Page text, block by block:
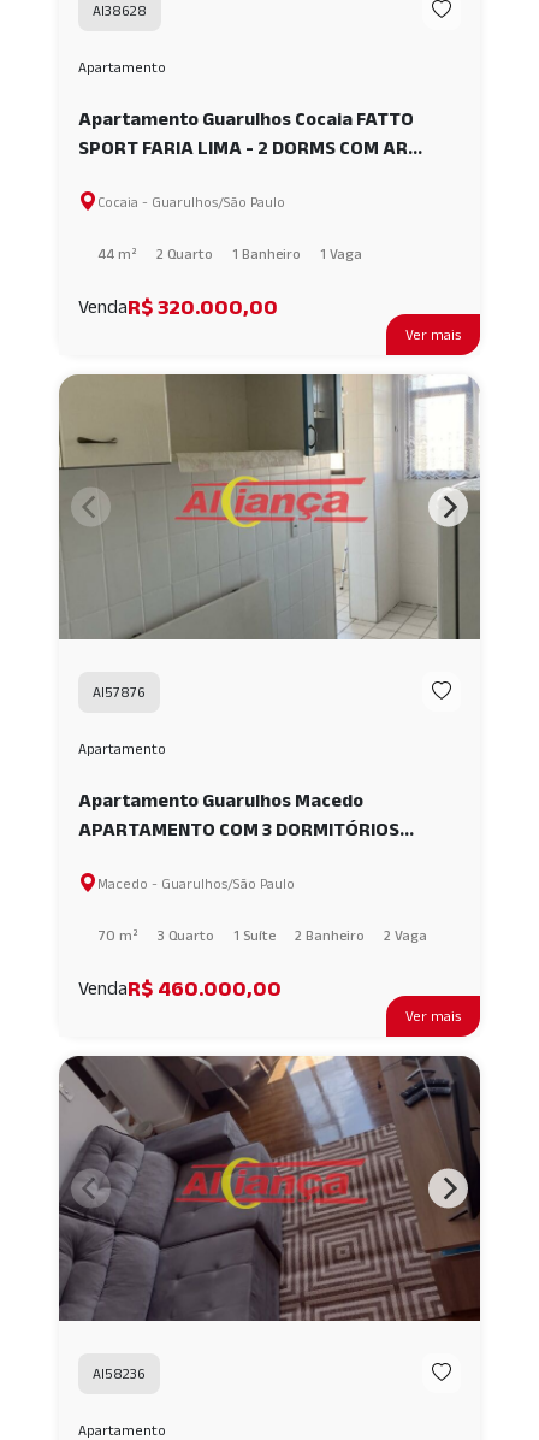
Ver mais
AI38628
Apartamento
Apartamento Guarulhos Cocaia FATTO
SPORT FARIA LIMA - 2 DORMS COM AR
Cocaia - Guarulhos/São Paulo
44 m² 2 Quarto 1 Banheiro 1 Vaga
VendaR$ 320.000,00
Ver mais
AI57876
Apartamento
Apartamento Guarulhos Macedo
APARTAMENTO COM 3 DORMITÓRIOS
Guarulhos - SP AI57876
Macedo - Guarulhos/São Paulo
70 m² 3 Quarto 1 Suíte 2 Banheiro 2 Vaga
VendaR$ 460.000,00
AI58236
Apartamento